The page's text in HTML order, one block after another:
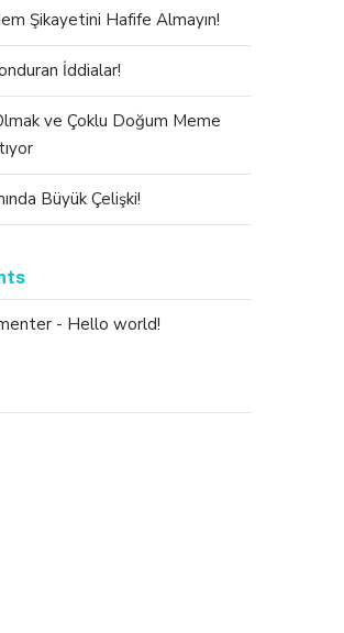
Şikayetini Hafife Almayın!
İddialar!
ve Çoklu Doğum Meme
Büyük Çelişki!
- Hello world!